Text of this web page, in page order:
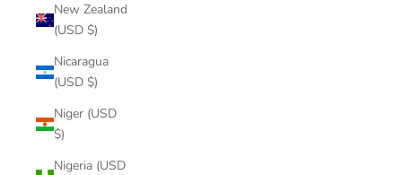
New Zealand
(USD $)
Nicaragua
(USD $)
Niger (USD
$)
Nigeria (USD